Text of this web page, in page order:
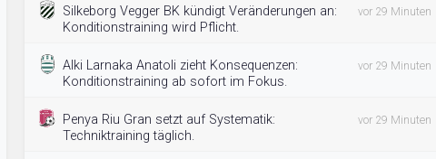
Silkeborg Vegger BK kündigt Veränderungen an:
Konditionstraining wird Pflicht.
vor 29 Minuten
Alki Larnaka Anatoli zieht Konsequenzen:
Konditionstraining ab sofort im Fokus.
vor 29 Minuten
Penya Riu Gran setzt auf Systematik:
Techniktraining täglich.
vor 29 Minuten